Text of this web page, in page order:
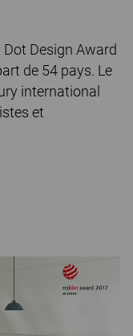
Design Award
de 54 pays. Le
international
et